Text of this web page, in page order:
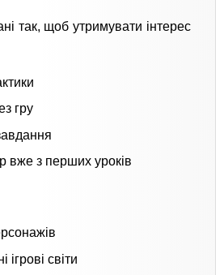
так, щоб утримувати інтерес
гру
вже з перших уроків
ігрові світи